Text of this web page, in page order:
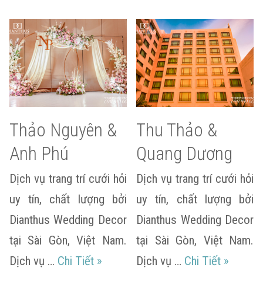
Thảo Nguyên &
Anh Phú
Dịch vụ trang trí cưới hỏi
uy tín, chất lượng bởi
Dianthus Wedding Decor
tại Sài Gòn, Việt Nam.
Dịch vụ … Chi Tiết Thảo Nguyên & Anh Phú
»
Thu Thảo &
Quang Dương
Dịch vụ trang trí cưới hỏi
uy tín, chất lượng bởi
Dianthus Wedding Decor
tại Sài Gòn, Việt Nam.
Dịch vụ … Chi Tiết Thu
»